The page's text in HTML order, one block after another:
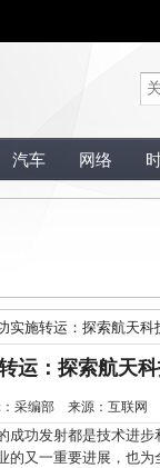
汽车 网络
实施转运：探索航天科
运：探索航天
：采编部 来源：互联网
功发射都是技术进步
又一重要进展，也